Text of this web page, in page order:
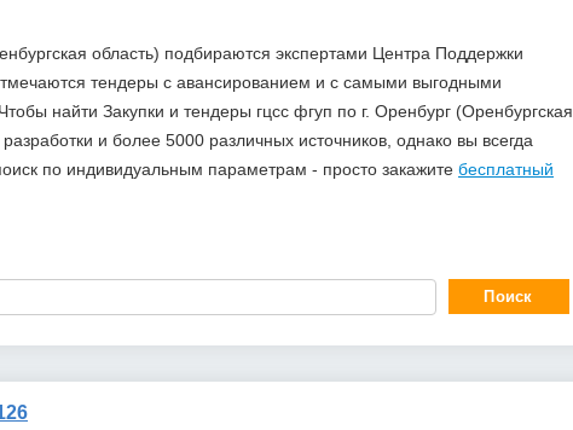
область) подбираются экспертами Центра Поддержки
тендеры с авансированием и с самыми выгодными
найти Закупки и тендеры гцсс фгуп по г. Оренбург (Оренбургская
и более 5000 различных источников, однако вы всегда
по индивидуальным параметрам - просто закажите бесплатный